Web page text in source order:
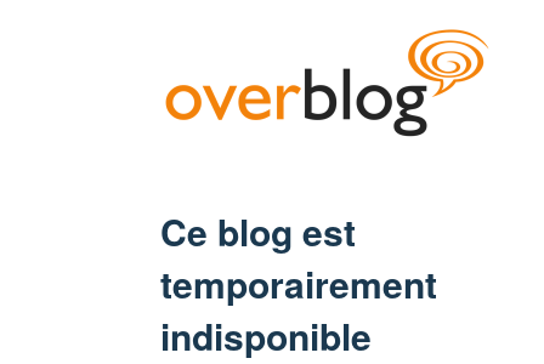
Ce blog est
temporairement
indisponible